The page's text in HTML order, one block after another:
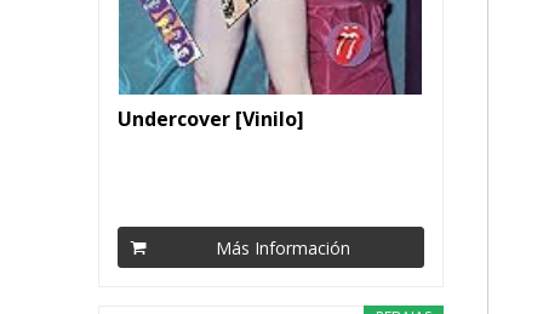
Undercover [Vinilo]
Más Información